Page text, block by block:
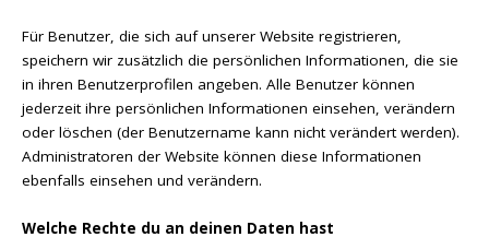
Für Benutzer, die sich auf unserer Website registrieren,
speichern wir zusätzlich die persönlichen Informationen, die sie
in ihren Benutzerprofilen angeben. Alle Benutzer können
jederzeit ihre persönlichen Informationen einsehen, verändern
oder löschen (der Benutzername kann nicht verändert werden).
Administratoren der Website können diese Informationen
ebenfalls einsehen und verändern.
Welche Rechte du an deinen Daten hast